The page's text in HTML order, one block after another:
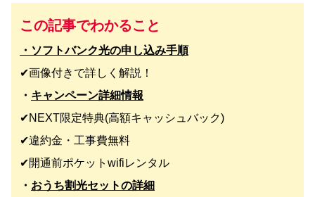
この記事でわかること
・ソフトバンク光の申し込み手順
✔︎画像付きで詳しく解説！
・ キャンペーン詳細情報
✔︎NEXT限定特典(高額キャッシュバック)
✔︎違約金・工事費無料
✔︎開通前ポケットwifiレンタル
・ おうち割光セットの詳細